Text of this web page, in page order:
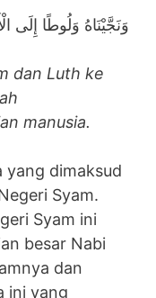
وَنَجَّيْنَاهُ وَلُوطًا إِلَى
dan Luth ke
manusia.
yang dimaksud
Syam.
Syam ini
besar Nabi
dan
ini yang